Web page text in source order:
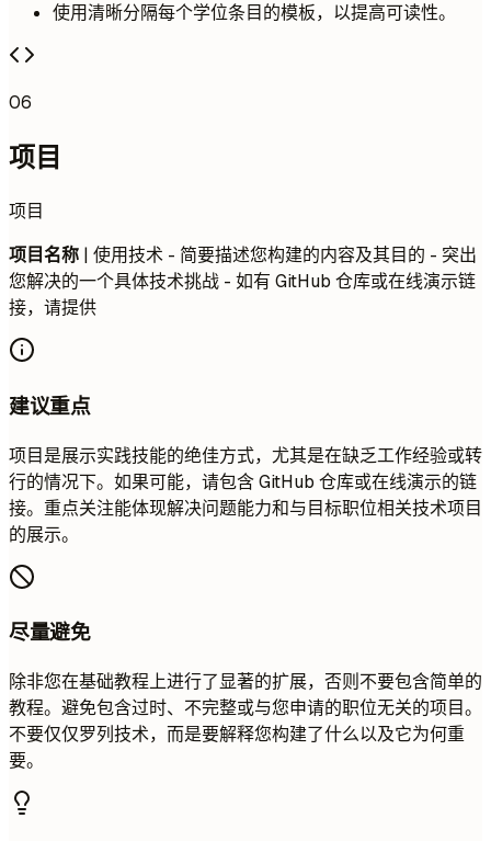
使用清晰分隔每个学位条目的模板，以提高可读性。
06
项目
项目
项目名称 | 使用技术 - 简要描述您构建的内容及其目的 - 突出
您解决的一个具体技术挑战 - 如有 GitHub 仓库或在线演示链
接，请提供
建议重点
项目是展示实践技能的绝佳方式，尤其是在缺乏工作经验或转
行的情况下。如果可能，请包含 GitHub 仓库或在线演示的链
接。重点关注能体现解决问题能力和与目标职位相关技术项目
的展示。
尽量避免
除非您在基础教程上进行了显著的扩展，否则不要包含简单的
教程。避免包含过时、不完整或与您申请的职位无关的项目。
不要仅仅罗列技术，而是要解释您构建了什么以及它为何重
要。